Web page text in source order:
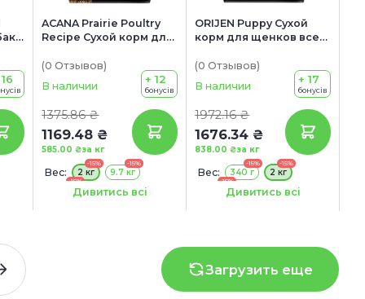
ACANA Prairie Poultry
Recipe Сухой корм для
возрастов (с курицей)
(0 Отзывов)
В наличии
1375.86 ₴
1169.48 ₴
за кг
585.00 ₴
+ 12
бонусів
Вес:
-15%
2 кг
-15%
9.7 кг
-15%
14.5 кгДивитись всі
ORIJEN Puppy Сухой
корм для щенков всех
индейкой)
(0 Отзывов)
В наличии
1972.16 ₴
1676.34 ₴
за кг
838.00 ₴
+ 17
бонусів
Вес:
-15%
340 г
-15%
2 кг
-15%
11.4 кгДивитись всі
Загрузить еще